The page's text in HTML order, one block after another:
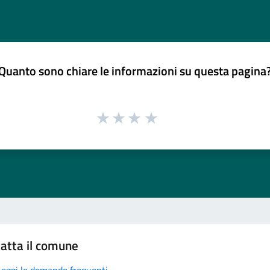
sono chiare le informazioni su questa
il comune